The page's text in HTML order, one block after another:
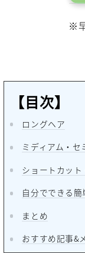
※
【目次】
ロングヘア
ミディアム・セ
ショートカット
自分でできる
まとめ
おすすめ記事&